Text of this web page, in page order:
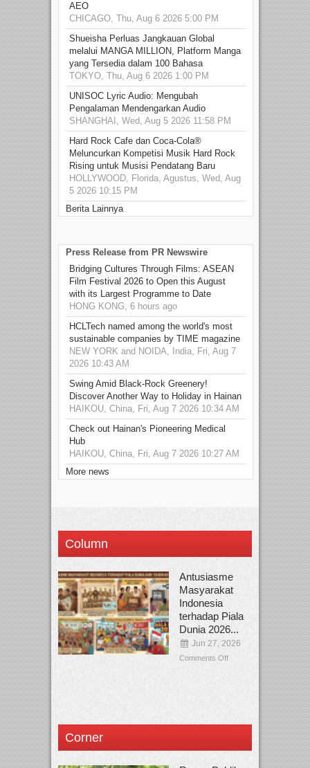
AEO
CHICAGO, Thu, Aug 6 2026 5:00 PM
Shueisha Perluas Jangkauan Global
melalui MANGA MILLION, Platform Manga
yang Tersedia dalam 100 Bahasa
TOKYO, Thu, Aug 6 2026 1:00 PM
UNISOC Lyric Audio: Mengubah
Pengalaman Mendengarkan Audio
SHANGHAI, Wed, Aug 5 2026 11:58 PM
Hard Rock Cafe dan Coca-Cola®
Meluncurkan Kompetisi Musik Hard Rock
Rising untuk Musisi Pendatang Baru
HOLLYWOOD, Florida, Agustus, Wed, Aug
5 2026 10:15 PM
Berita Lainnya
Press Release from PR Newswire
Bridging Cultures Through Films: ASEAN
Film Festival 2026 to Open this August
with its Largest Programme to Date
HONG KONG, 6 hours ago
HCLTech named among the world's most
sustainable companies by TIME magazine
NEW YORK and NOIDA, India, Fri, Aug 7
2026 10:43 AM
Swing Amid Black‑Rock Greenery!
Discover Another Way to Holiday in Hainan
HAIKOU, China, Fri, Aug 7 2026 10:34 AM
Check out Hainan's Pioneering Medical
Hub
HAIKOU, China, Fri, Aug 7 2026 10:27 AM
More news
Column
Antusiasme
Masyarakat
Indonesia
terhadap Piala
Dunia 2026...
Jun 27, 2026
Comments Off
Corner